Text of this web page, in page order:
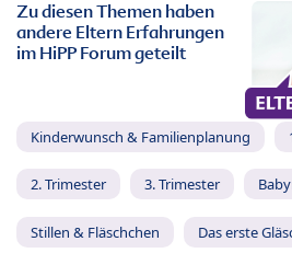
Zu diesen Themen haben
andere Eltern Erfahrungen
im HiPP Forum geteilt
Kinderwunsch & Familienplanung
2. Trimester 3. Trimester
Stillen & Fläschchen Das erste